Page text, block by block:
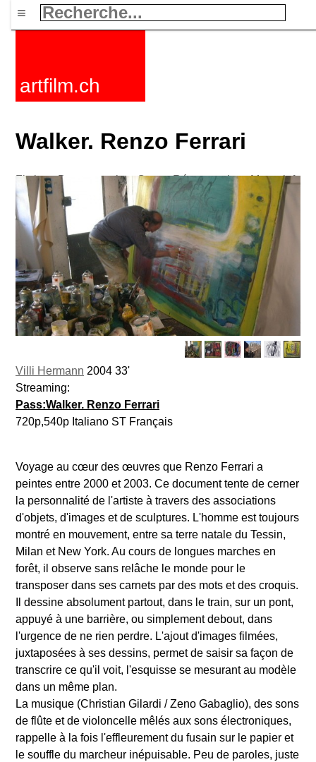
≡
artfilm.ch
Walker. Renzo Ferrari
Villi Hermann 2004 33'
Streaming:
Pass:Walker. Renzo Ferrari
720p,540p Italiano ST Français
Voyage au cœur des œuvres que Renzo Ferrari a
peintes entre 2000 et 2003. Ce document tente de cerner
la personnalité de l'artiste à travers des associations
d'objets, d'images et de sculptures. L'homme est toujours
montré en mouvement, entre sa terre natale du Tessin,
Milan et New York. Au cours de longues marches en
forêt, il observe sans relâche le monde pour le
transposer dans ses carnets par des mots et des croquis.
Il dessine absolument partout, dans le train, sur un pont,
appuyé à une barrière, ou simplement debout, dans
l'urgence de ne rien perdre. L'ajout d'images filmées,
juxtaposées à ses dessins, permet de saisir sa façon de
transcrire ce qu'il voit, l'esquisse se mesurant au modèle
dans un même plan.
La musique (Christian Gilardi / Zeno Gabaglio), des sons
de flûte et de violoncelle mêlés aux sons électroniques,
rappelle à la fois l'effleurement du fusain sur le papier et
le souffle du marcheur inépuisable. Peu de paroles, juste
Fictions Documentaires Courts Rétrospectives Mots clefs
Nouvelles F-Rated FAQ Contact Maillist Panier CGV
Acheter
Activer Abonnement
216.73.216.173